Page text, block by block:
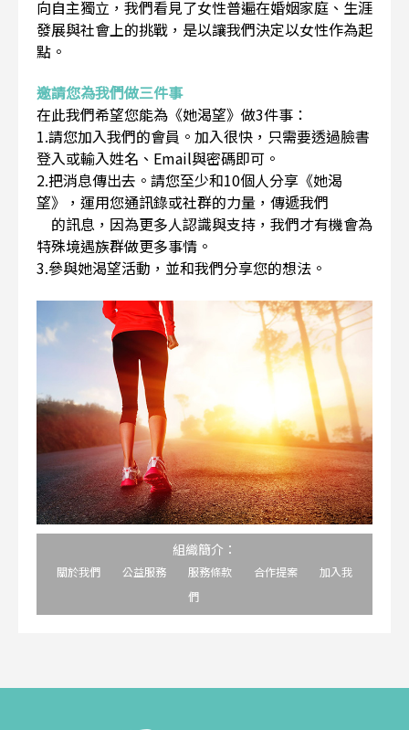
向自主獨立，我們看見了女性普遍在婚姻家庭、生涯
發展與社會上的挑戰，是以讓我們決定以女性作為起
點。
邀請您為我們做三件事
在此我們希望您能為《她渴望》做3件事：
1.請您加入我們的會員。加入很快，只需要透過臉書
登入或輸入姓名、Email與密碼即可。
2.把消息傳出去。請您至少和10個人分享《她渴
望》，運用您通訊錄或社群的力量，傳遞我們
的訊息，因為更多人認識與支持，我們才有機會為
特殊境遇族群做更多事情。
3.參與她渴望活動，並和我們分享您的想法。
組織簡介：
關於我們 公益服務 服務條款 合作提案
加入我
們